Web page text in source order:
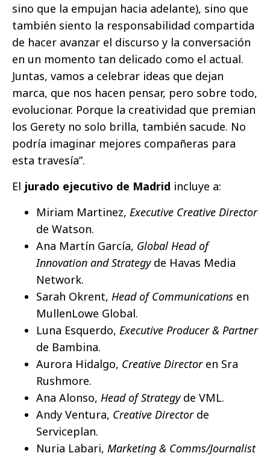
sino que la empujan hacia adelante), sino que
también siento la responsabilidad compartida
de hacer avanzar el discurso y la conversación
en un momento tan delicado como el actual.
Juntas, vamos a celebrar ideas que dejan
marca, que nos hacen pensar, pero sobre todo,
evolucionar. Porque la creatividad que premian
los Gerety no solo brilla, también sacude. No
podría imaginar mejores compañeras para
esta travesía”.
El jurado ejecutivo de Madrid incluye a:
Miriam Martinez, Executive Creative Director
de Watson.
Ana Martín García, Global Head of
Innovation and Strategyde Havas Media
Network.
Sarah Okrent, Head of Communications en
MullenLowe Global.
Luna Esquerdo, Executive Producer & Partner
de Bambina.
Aurora Hidalgo, Creative Directoren Sra
Rushmore.
Ana Alonso, Head of Strategyde VML.
Andy Ventura, Creative Directorde
Serviceplan.
Nuria Labari, Marketing & Comms/Journalist